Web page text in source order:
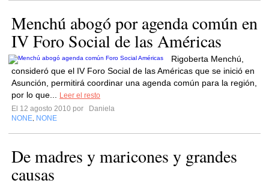
Menchú abogó por agenda común en
IV Foro Social de las Américas
Rigoberta Menchú,
consideró que el IV Foro Social de las Américas que se inició en
Asunción, permitirá coordinar una agenda común para la región,
por lo que...
Leer el resto
El 12 agosto 2010 por
Daniela
NONE NONE
De madres y maricones y grandes
causas